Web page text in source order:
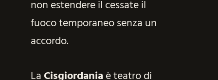
non estendere il cessate il
fuoco temporaneo senza un
accordo.
La Cisgiordaniaè teatro di